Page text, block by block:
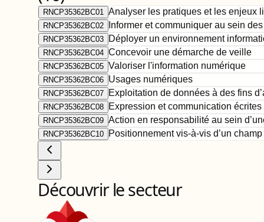
RNCP35362BC01 Analyser les pratiques et les enjeux
RNCP35362BC02 Informer et communiquer au sein
RNCP35362BC03 Déployer un environnement
RNCP35362BC04 Concevoir une démarche de veille
RNCP35362BC05 Valoriser l'information numérique
RNCP35362BC06 Usages numériques
RNCP35362BC07 Exploitation de données à des fins
RNCP35362BC08 Expression et communication écrites
RNCP35362BC09 Action en responsabilité au sein
RNCP35362BC10 Positionnement vis-à-vis d’un
Découvrir le secteur